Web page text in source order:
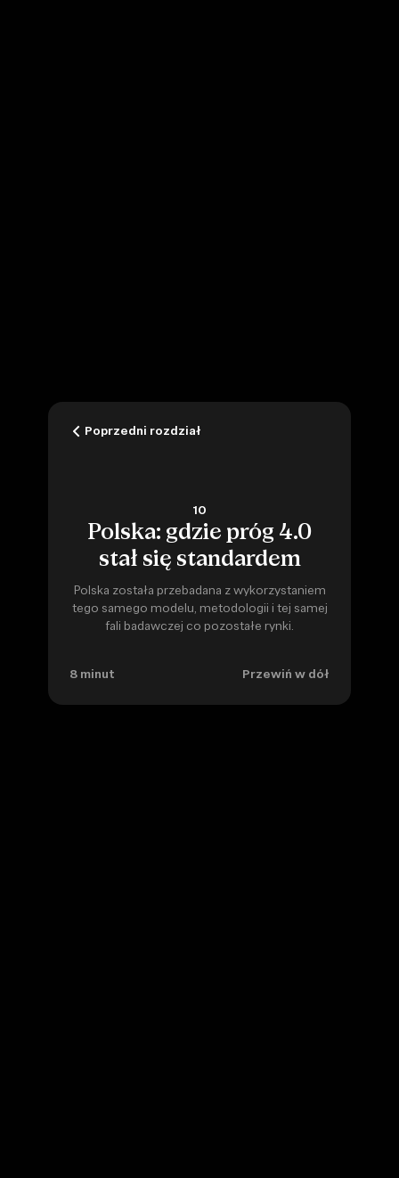
Poprzedni rozdział
10
Polska: gdzie próg 4.0
stał się standardem
Polska została przebadana z wykorzystaniem
tego samego modelu, metodologii i tej samej
fali badawczej co pozostałe rynki.
8 minut Przewiń w dół